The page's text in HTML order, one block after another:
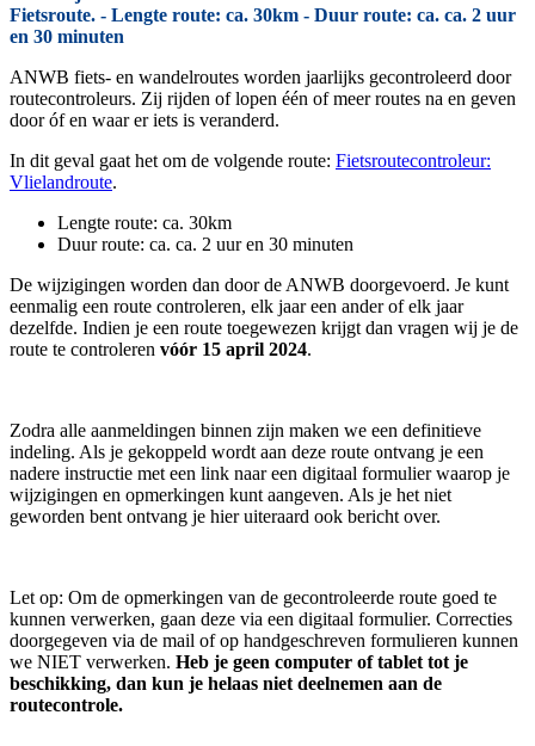
Fietsroute. - Lengte route: ca. 30km - Duur route: ca. ca. 2 uur
en 30 minuten
ANWB fiets- en wandelroutes worden jaarlijks gecontroleerd door
routecontroleurs. Zij rijden of lopen één of meer routes na en geven
door óf en waar er iets is veranderd.
In dit geval gaat het om de volgende route: Fietsroutecontroleur:
Vlielandroute.
Lengte route: ca. 30km
Duur route: ca. ca. 2 uur en 30 minuten
De wijzigingen worden dan door de ANWB doorgevoerd. Je kunt
eenmalig een route controleren, elk jaar een ander of elk jaar
dezelfde. Indien je een route toegewezen krijgt dan vragen wij je de
route te controleren vóór 15 april 2024.
Zodra alle aanmeldingen binnen zijn maken we een definitieve
indeling. Als je gekoppeld wordt aan deze route ontvang je een
nadere instructie met een link naar een digitaal formulier waarop je
wijzigingen en opmerkingen kunt aangeven. Als je het niet
geworden bent ontvang je hier uiteraard ook bericht over.
Let op: Om de opmerkingen van de gecontroleerde route goed te
kunnen verwerken, gaan deze via een digitaal formulier. Correcties
doorgegeven via de mail of op handgeschreven formulieren kunnen
we NIET verwerken. Heb je geen computer of tablet tot je
beschikking, dan kun je helaas niet deelnemen aan de
routecontrole.